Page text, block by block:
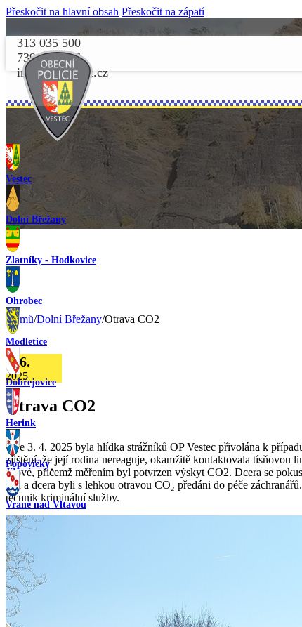
Přeskočit na hlavní obsah Přeskočit na zápatí
313 035 500
739 156 156
info@opvestec.cz
Vestec
Dolní Břežany
Zlatníky - Hodkovice
Ohrobec
Modletice
Dobřejovice
Herink
Popovičky
Vrané nad Vltavou
Domů/Dolní Břežany/Otrava CO2
1. 6.
2025
Otrava CO2
Dne 3. 4. 2025 byla hlídka strážníků OP Vestec přivolána k
zjištění, že její rodina nereaguje, okamžitě kontaktovala tísňovou
Jílové, přičemž měřením byl potvrzen výskyt CO2. Dcera se
syn a dcera byli s lehkou otravou CO₂ předáni do péče
technik kriminální služby.